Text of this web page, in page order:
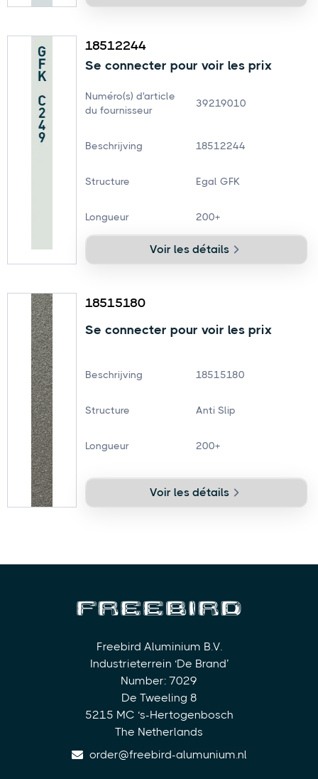
18512244
Se connecter pour voir les prix
Numéro(s) d'article
du fournisseur
39219010
Beschrijving 18512244
Structure Egal GFK
Longueur 200+
Voir les détails
18515180
Se connecter pour voir les prix
Beschrijving 18515180
Structure Anti Slip
Longueur 200+
Voir les détails
Freebird Aluminium B.V.
Industrieterrein ‘De Brand’
Number: 7029
De Tweeling 8
5215 MC ‘s-Hertogenbosch
The Netherlands
order@freebird-alumunium.nl